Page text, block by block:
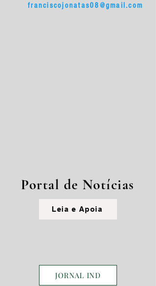
franciscojonatas08@gmail.com
Portal de Notícias
Leia e Apoia
JORNAL IND